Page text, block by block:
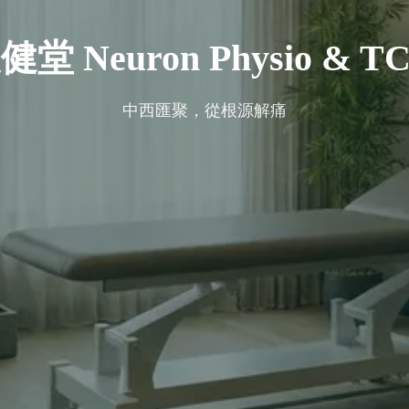
堂 Neuron Physio &
中西匯聚，從根源解痛